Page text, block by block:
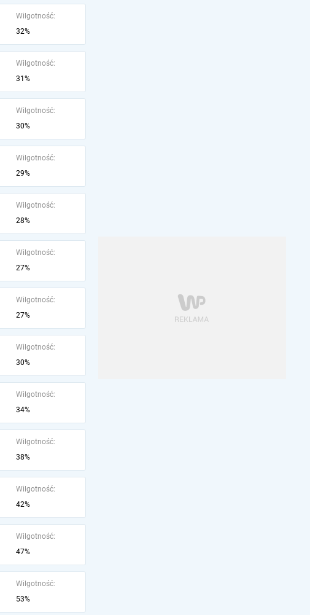
Wilgotność:
32%
Wilgotność:
31%
Wilgotność:
30%
Wilgotność:
29%
Wilgotność:
28%
Wilgotność:
27%
Wilgotność:
27%
Wilgotność:
30%
Wilgotność:
34%
Wilgotność:
38%
Wilgotność:
42%
Wilgotność:
47%
Wilgotność:
53%